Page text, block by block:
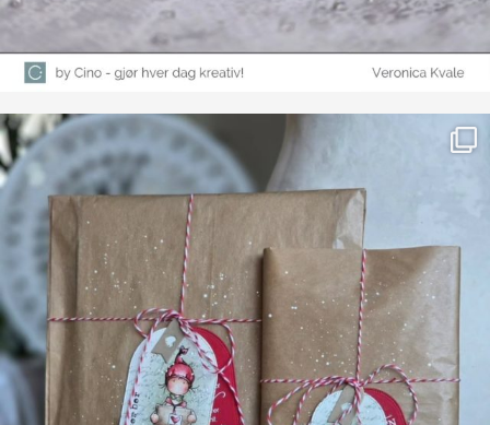
Farge